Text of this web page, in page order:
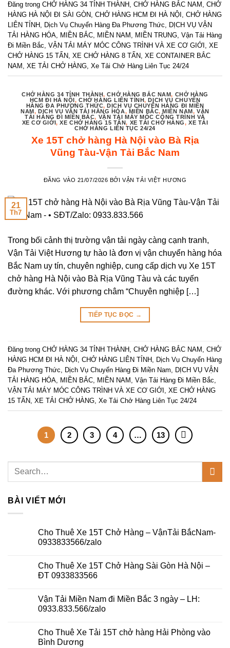
Đăng trong CHỞ HÀNG 34 TỈNH THÀNH, CHỞ HÀNG BẮC NAM , CHỞ
HÀNG HÀ NỘI ĐI SÀI GÒN, CHỞ HÀNG HCM ĐI HÀ NỘI , CHỞ HÀNG
LIÊN TỈNH, Dịch Vụ Chuyển Hàng Đa Phương Thức, DỊCH VỤ VẬN
TẢI HÀNG HÓA, MIỀN BẮC, MIỀN NAM , MIỀN TRUNG, Vận Tải Hàng
Đi Miền Bắc, VẬN TẢI MÁY MÓC CÔNG TRÌNH VÀ XE CƠ GIỚI , XE
CHỞ HÀNG 15 TẤN, XE CHỞ HÀNG 8 TẤN, XE CONTAINER BẮC
NAM , XE TẢI CHỞ HÀNG, Xe Tải Chở Hàng Liên Tục 24/24
CHỞ HÀNG 34 TỈNH THÀNH,CHỞ HÀNG BẮC NAM, CHỞ HÀNG
HCM ĐI HÀ NỘI,CHỞ HÀNG LIÊN TỈNH,DỊCH VỤ CHUYỂN
HÀNG ĐA PHƯƠNG THỨC,DỊCH VỤ CHUYỂN HÀNG ĐI MIỀN
NAM,DỊCH VỤ VẬN TẢI HÀNG HÓA, MIỀN BẮC,MIỀN NAM, VẬN
TẢI HÀNG ĐI MIỀN BẮC, VẬN TẢI MÁY MÓC CÔNG TRÌNH VÀ
XE CƠ GIỚI,XE CHỞ HÀNG 15 TẤN, XE TẢI CHỞ HÀNG,XE TẢI
CHỞ HÀNG LIÊN TỤC 24/24
Xe 15T chở hàng Hà Nội vào Bà Rịa
Vũng Tàu-Vận Tải Bắc Nam
ĐĂNG VÀO 21/07/2026 BỞIVẬN TẢI VIỆT HƯƠNG
21
Th7
Trong bối cảnh thị trường vận tải ngày càng cạnh tranh,
Vận Tải Việt Hương tự hào là đơn vị vận chuyển hàng hóa
Bắc Nam uy tín, chuyên nghiệp, cung cấp dịch vụ Xe 15T
chở hàng Hà Nội vào Bà Rịa Vũng Tàu và các tuyến
đường khác. Với phương châm “Chuyên nghiệp […]
TIẾP TỤC ĐỌC →
Đăng trong CHỞ HÀNG 34 TỈNH THÀNH CHỞ HÀNG BẮC NAM
CHỞ
HÀNG HCM ĐI HÀ NỘI
CHỞ HÀNG LIÊN TỈNH
Dịch Vụ Chuyển Hàng
Đa Phương Thức
Dịch Vụ Chuyển Hàng Đi Miền Nam
DỊCH VỤ VẬN
TẢI HÀNG HÓA
MIỀN BẮC MIỀN NAM Vận Tải Hàng Đi Miền Bắc
VẬN TẢI MÁY MÓC CÔNG TRÌNH VÀ XE CƠ GIỚI
XE CHỞ HÀNG
15 TẤN XE TẢI CHỞ HÀNG Xe Tải Chở Hàng Liên Tục 24/24
1 2 3 4 … 13
BÀI VIẾT MỚI
Cho Thuê Xe 15T Chở Hàng – VậnTải BắcNam-
0933833566/zalo
bình
luận
ở
Xe
15T
Chở
VậnTải
BắcNam-
0933833566/zalo
Cho Thuê Xe 15T Chở Hàng Sài Gòn Hà Nội –
ĐT 0933833566
bình
luận
ở
Xe
15T
Chở
Vận Tải Miền Nam đi Miền Bắc 3 ngày – LH:
0933.833.566/zalo
bình
luận
ở
Cho Thuê Xe Tải 15T chở hàng Hải Phòng vào
Bình Dương